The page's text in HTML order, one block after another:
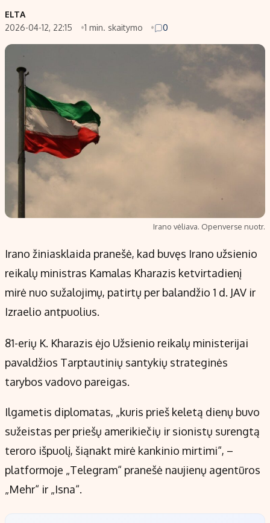
ELTA
2026-04-12, 22:15
1 min. skaitymo 0
Irano vėliava. Openverse nuotr.
Irano žiniasklaida pranešė, kad buvęs Irano užsienio
reikalų ministras Kamalas Kharazis ketvirtadienį
mirė nuo sužalojimų, patirtų per balandžio 1 d. JAV ir
Izraelio antpuolius.
81-erių K. Kharazis ėjo Užsienio reikalų ministerijai
pavaldžios Tarptautinių santykių strateginės
tarybos vadovo pareigas.
Ilgametis diplomatas, „kuris prieš keletą dienų buvo
sužeistas per priešų amerikiečių ir sionistų surengtą
teroro išpuolį, šiąnakt mirė kankinio mirtimi“, –
platformoje „Telegram“ pranešė naujienų agentūros
„Mehr“ ir „Isna“.